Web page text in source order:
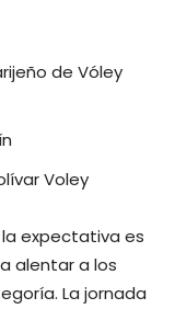
de Vóley
Voley
expectativa es
alentar a los
La jornada